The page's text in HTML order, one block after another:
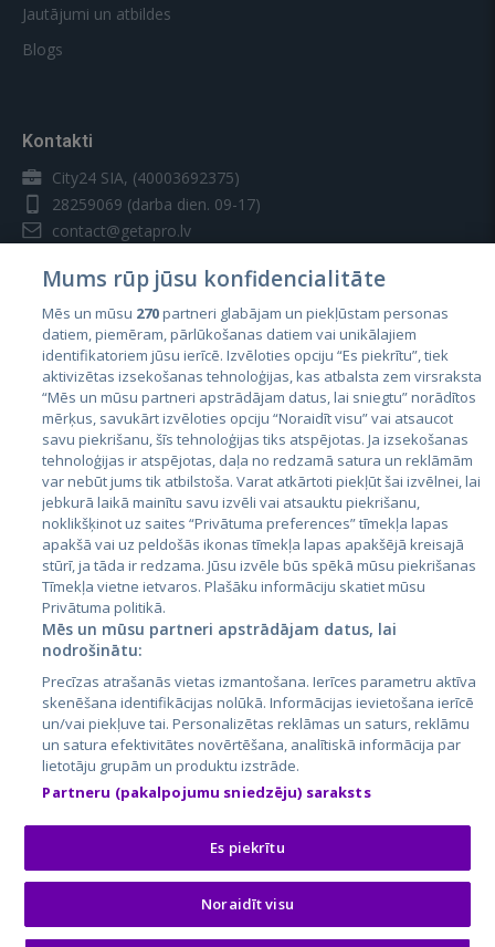
Jautājumi un atbildes
Blogs
Kontakti
City24 SIA, (40003692375)
28259069 (darba dien. 09-17)
contact@getapro.lv
Valstis
Igaunija
Latvija
Lietuva
City24.lv
City24.ee
GetaPro.lv
GetaPro.ee
Skelbiu.lt
Autoplius.lt
Aruodas.lt
CVbankas.lt
Kainos.lt
Paslaugos.lt
auto24.ee
Osta.ee
KuldneBörs.ee
© 2026 GetaPro. Visas tiesības aizsargātas.
Mums rūp jūsu konfidencialitāte
Mēs un mūsu 270partneri glabājam un piekļūstam personas
datiem, piemēram, pārlūkošanas datiem vai unikālajiem
identifikatoriem jūsu ierīcē. Izvēloties opciju “Es piekrītu”, tiek
aktivizētas izsekošanas tehnoloģijas, kas atbalsta zem virsraksta
“Mēs un mūsu partneri apstrādājam datus, lai sniegtu” norādītos
mērķus, savukārt izvēloties opciju “Noraidīt visu” vai atsaucot
savu piekrišanu, šīs tehnoloģijas tiks atspējotas. Ja izsekošanas
tehnoloģijas ir atspējotas, daļa no redzamā satura un reklāmām
var nebūt jums tik atbilstoša. Varat atkārtoti piekļūt šai izvēlnei, lai
jebkurā laikā mainītu savu izvēli vai atsauktu piekrišanu,
noklikšķinot uz saites “Privātuma preferences” tīmekļa lapas
apakšā vai uz peldošās ikonas tīmekļa lapas apakšējā kreisajā
stūrī, ja tāda ir redzama. Jūsu izvēle būs spēkā mūsu piekrišanas
Tīmekļa vietne ietvaros. Plašāku informāciju skatiet mūsu
Privātuma politikā.
Mēs un mūsu partneri apstrādājam datus, lai
nodrošinātu:
Precīzas atrašanās vietas izmantošana. Ierīces parametru aktīva
skenēšana identifikācijas nolūkā. Informācijas ievietošana ierīcē
un/vai piekļuve tai. Personalizētas reklāmas un saturs, reklāmu
un satura efektivitātes novērtēšana, analītiskā informācija par
lietotāju grupām un produktu izstrāde.
Partneru (pakalpojumu sniedzēju) saraksts
Es piekrītu
Noraidīt visu